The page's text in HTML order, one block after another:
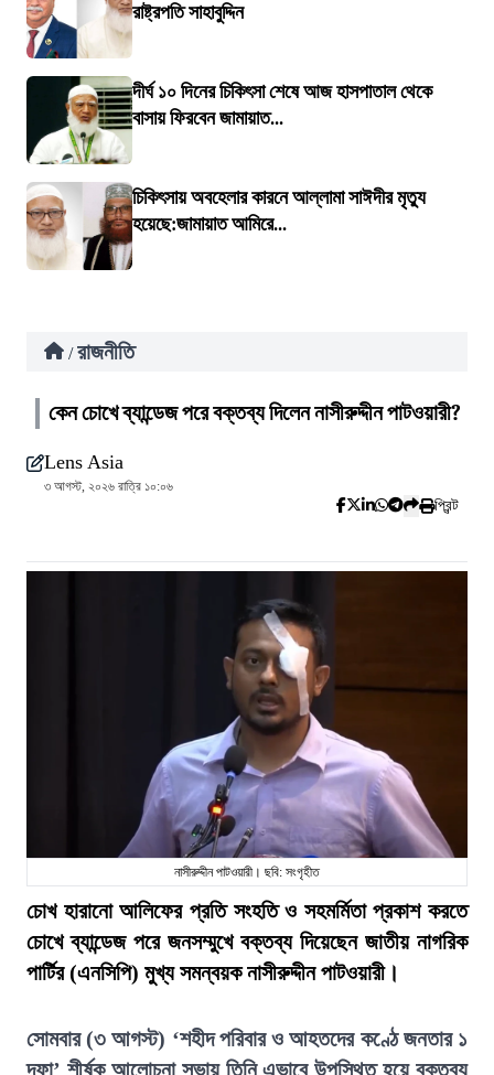
রাষ্ট্রপতি সাহাবুদ্দিন
দীর্ঘ ১০ দিনের চিকিৎসা শেষে আজ হাসপাতাল থেকে
বাসায় ফিরবেন জামায়াত...
চিকিৎসায় অবহেলার কারনে আল্লামা সাঈদীর মৃত্যু
হয়েছে:জামায়াত আমিরে...
/ রাজনীতি
কেন চোখে ব্যান্ডেজ পরে বক্তব্য দিলেন নাসীরুদ্দীন পাটওয়ারী?
Lens Asia
৩ আগস্ট, ২০২৬ রাত্রি ১০:০৬
প্রিন্ট
নাসীরুদ্দীন পাটওয়ারী। ছবি: সংগৃহীত
চোখ হারানো আলিফের প্রতি সংহতি ও সহমর্মিতা প্রকাশ করতে
চোখে ব্যান্ডেজ পরে জনসম্মুখে বক্তব্য দিয়েছেন জাতীয় নাগরিক
পার্টির (এনসিপি) মুখ্য সমন্বয়ক নাসীরুদ্দীন পাটওয়ারী।
সোমবার (৩ আগস্ট) ‘শহীদ পরিবার ও আহতদের কণ্ঠে জনতার ১
দফা’ শীর্ষক আলোচনা সভায় তিনি এভাবে উপস্থিত হয়ে বক্তব্য